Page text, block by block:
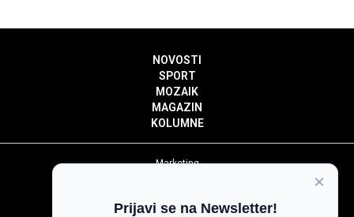
NOVOSTI
SPORT
MOZAIK
MAGAZIN
KOLUMNE
Marketing
Impressum
×
Prijavi se na Newsletter!